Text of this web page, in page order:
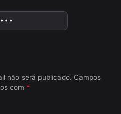
• • •More
não será publicado. Campos
com *